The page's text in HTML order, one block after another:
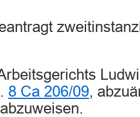
8 Ca 206/09,